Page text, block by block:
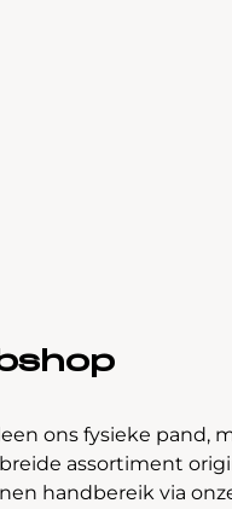
ons fysieke pand,
assortiment
handbereik via